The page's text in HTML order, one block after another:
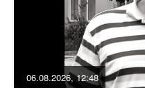
06.08.2026, 12:48